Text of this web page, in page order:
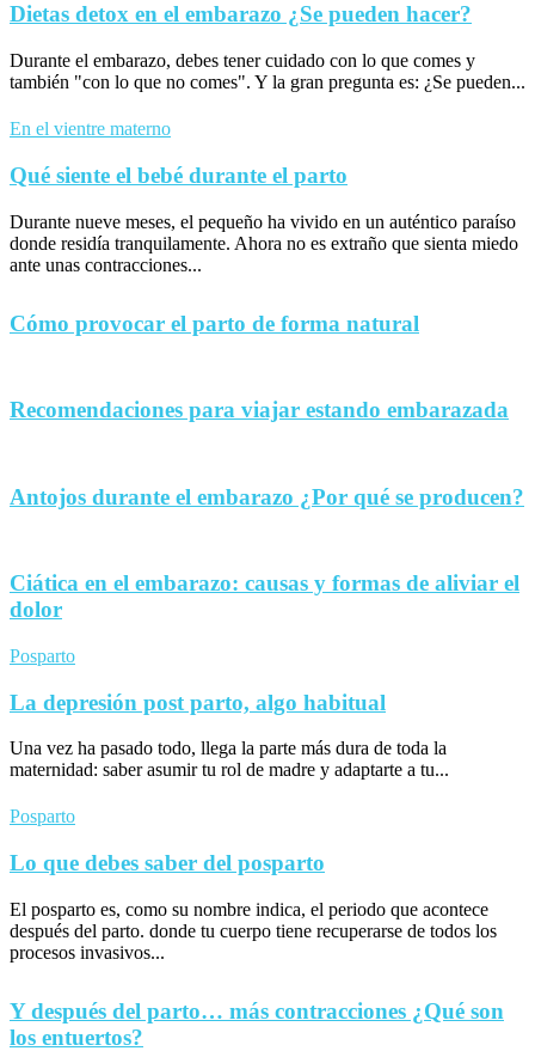
Dietas detox en el embarazo ¿Se pueden hacer?
Durante el embarazo, debes tener cuidado con lo que comes y
también "con lo que no comes". Y la gran pregunta es: ¿Se pueden...
En el vientre materno
Qué siente el bebé durante el parto
Durante nueve meses, el pequeño ha vivido en un auténtico paraíso
donde residía tranquilamente. Ahora no es extraño que sienta miedo
ante unas contracciones...
Cómo provocar el parto de forma natural
Recomendaciones para viajar estando embarazada
Antojos durante el embarazo ¿Por qué se producen?
Ciática en el embarazo: causas y formas de aliviar el
dolor
Posparto
La depresión post parto, algo habitual
Una vez ha pasado todo, llega la parte más dura de toda la
maternidad: saber asumir tu rol de madre y adaptarte a tu...
Posparto
Lo que debes saber del posparto
El posparto es, como su nombre indica, el periodo que acontece
después del parto. donde tu cuerpo tiene recuperarse de todos los
procesos invasivos...
Y después del parto… más contracciones ¿Qué son
los entuertos?